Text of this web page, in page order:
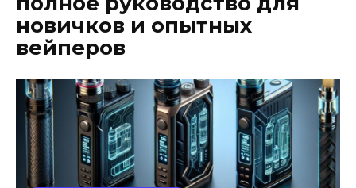
новичков и опытных
вейперов